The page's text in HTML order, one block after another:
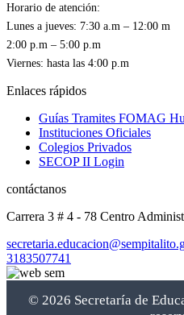
Horario de atención:
Lunes a jueves: 7:30 a.m – 12:00 m
2:00 p.m – 5:00 p.m
Enlaces rápidos
Guías Tramites FOMAG
Instituciones Oficiales
Colegios Privados
SECOP II Login
contáctanos
Carrera 3 # 4 - 78 Centro
3183507741